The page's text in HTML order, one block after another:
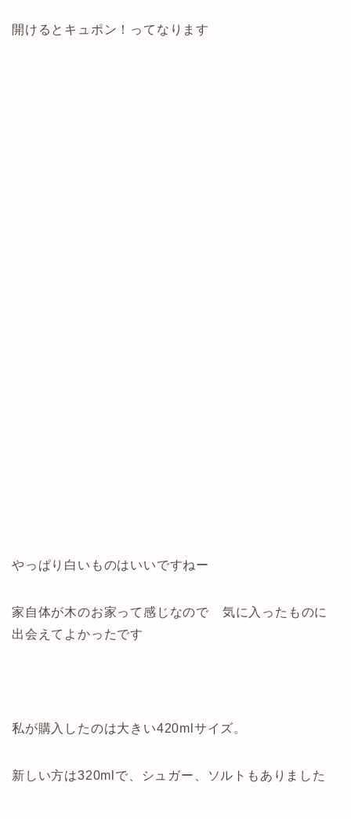
開けるとキュポン！ってなります
やっぱり白いものはいいですねー
家自体が木のお家って感じなので 気に入ったものに
出会えてよかったです
私が購入したのは大きい420mlサイズ。
新しい方は320mlで、シュガー、ソルトもありました